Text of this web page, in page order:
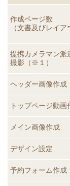
作成ページ数
（文書及びレイア
提携カメラマン派
撮影（※１）
ヘッダー画像作成
トップページ動画
メイン画像作成
デザイン設定
予約フォーム作成